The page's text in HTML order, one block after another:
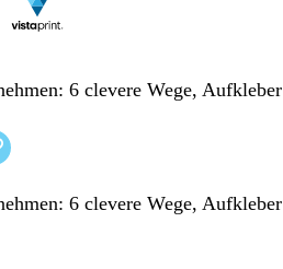
6 clevere Wege, Aufkleber
6 clevere Wege, Aufkleber